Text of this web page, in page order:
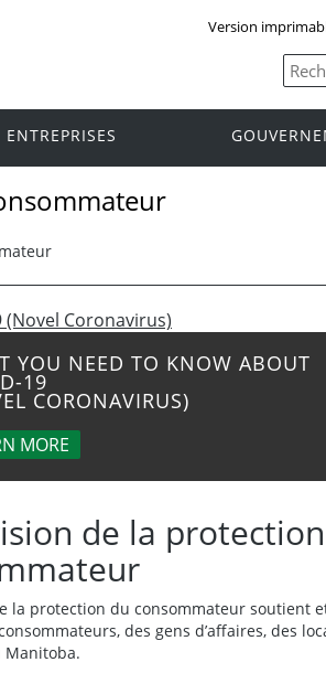
Version
ENTREPRISES
YOU NEED TO KNOW ABOUT
19
CORONAVIRUS)
MORE
de la
la protection du consommateur soutient
des gens d’affaires, des
Manitoba.